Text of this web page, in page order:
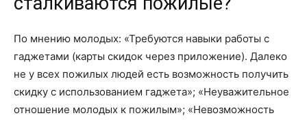
По мнению молодых: «Требуются навыки работы с
гаджетами (карты скидок через приложение). Далеко
не у всех пожилых людей есть возможность получить
скидку с использованием гаджета»; «Неуважительное
отношение молодых к пожилым»; «Невозможность